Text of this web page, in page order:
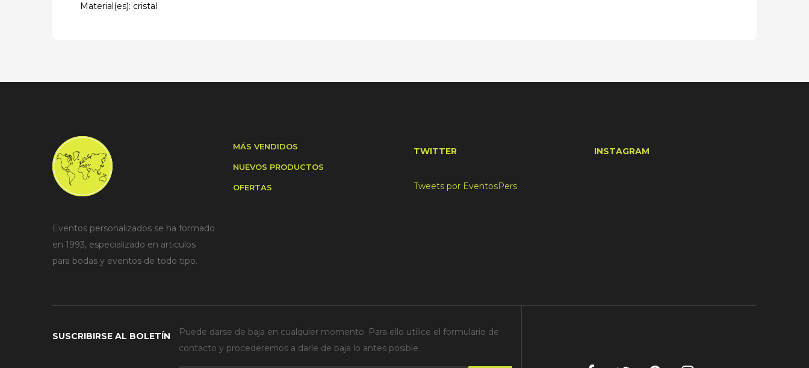
Material(es): cristal
Eventos personalizados se ha formado
en 1993, especializado en articulos
para bodas y eventos de todo tipo.
MÁS VENDIDOS
NUEVOS PRODUCTOS
OFERTAS
TWITTER
Tweets por EventosPers
INSTAGRAM
SUSCRIBIRSE AL BOLETÍN
Puede darse de baja en cualquier momento. Para ello utilice el formulario de
contacto y procederemos a darle de baja lo antes posible.